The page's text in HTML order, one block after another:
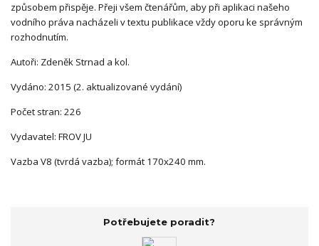
způsobem přispěje. Přeji všem čtenářům, aby při aplikaci našeho
vodního práva nacházeli v textu publikace vždy oporu ke správným
rozhodnutím.
Autoři: Zdeněk Strnad a kol.
Vydáno: 2015 (2. aktualizované vydání)
Počet stran: 226
Vydavatel: FROV JU
Vazba V8 (tvrdá vazba); formát 170x240 mm.
Potřebujete poradit?